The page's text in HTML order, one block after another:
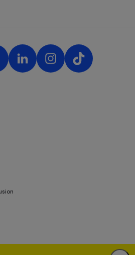
des syndicats, des producteurs et des